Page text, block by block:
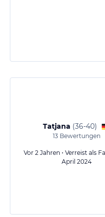
Tatjana (36-40)
13Bewertungen
Vor 2 Jahren • Verreist als
April 2024